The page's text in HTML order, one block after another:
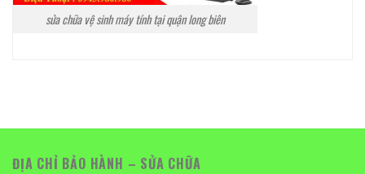
sửa chữa vệ sinh máy tính tại quận long biên
ĐỊA CHỈ BẢO HÀNH – SỬA CHỮA